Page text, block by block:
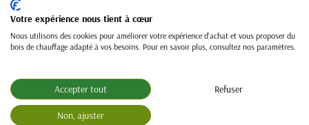
Granulés de bois 100% résineux- BIO PELLET
EnPlus A1 - SAC 10kg
Votre expérience nous tient à cœur
Nous utilisons des cookies pour améliorer votre expérience d'achat et vous proposer du
bois de chauffage adapté à vos besoins. Pour en savoir plus, consultez nos paramètres.
Accepter tout Refuser
Non, ajuster